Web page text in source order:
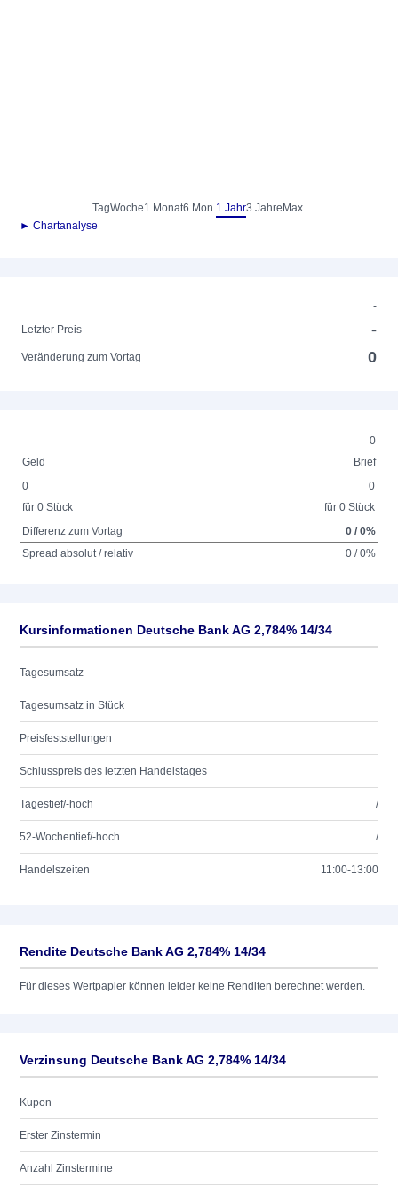
TagWoche1 Monat6 Mon.1 Jahr3 Jahre Max.
► Chartanalyse
-
Letzter Preis
-
Veränderung zum Vortag 0
0
Geld
Brief
0
für 0 Stück
0
für 0 Stück
Differenz zum Vortag
0 / 0%
Spread absolut / relativ
0 / 0%
Kursinformationen Deutsche Bank AG 2,784% 14/34
Tagesumsatz
Tagesumsatz in Stück
Preisfeststellungen
Schlusspreis des letzten Handelstages
Tagestief/-hoch /
52-Wochentief/-hoch /
Handelszeiten 11:00-13:00
Rendite Deutsche Bank AG 2,784% 14/34
Für dieses Wertpapier können leider keine Renditen berechnet werden.
Verzinsung Deutsche Bank AG 2,784% 14/34
Kupon
Erster Zinstermin
Anzahl Zinstermine